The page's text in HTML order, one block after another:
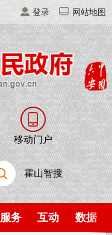
登录 网站地图
移动门户
霍山智搜
服务 互动 数据